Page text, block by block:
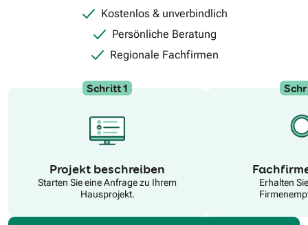
Kostenlos & unverbindlich
Persönliche Beratung
Regionale Fachfirmen
Schritt 1
Projekt beschreiben
Starten Sie eine Anfrage zu Ihrem
Hausprojekt.
Erhalten